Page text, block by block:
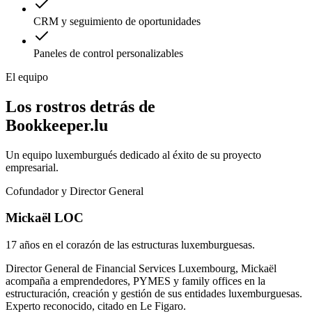
CRM y seguimiento de oportunidades
Paneles de control personalizables
El equipo
Los rostros detrás de
Bookkeeper.lu
Un equipo luxemburgués dedicado al éxito de su proyecto
empresarial.
Cofundador y Director General
Mickaël LOC
17 años en el corazón de las estructuras luxemburguesas.
Director General de Financial Services Luxembourg, Mickaël
acompaña a emprendedores, PYMES y family offices en la
estructuración, creación y gestión de sus entidades luxemburguesas.
Experto reconocido, citado en Le Figaro.